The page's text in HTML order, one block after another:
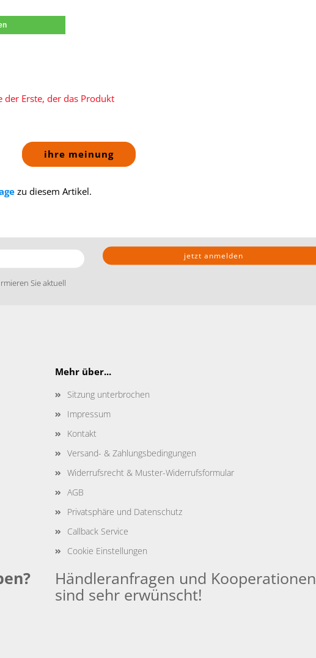
der Erste, der das Produkt
ihre meinung
zu diesem Artikel.
Sie aktuell
Mehr über...
Sitzung unterbrochen
Impressum
Kontakt
Versand- & Zahlungsbedingungen
Widerrufsrecht & Muster-Widerrufsformular
AGB
Privatsphäre und Datenschutz
Callback Service
Cookie Einstellungen
Händleranfragen und Kooperationen
sind sehr erwünscht!